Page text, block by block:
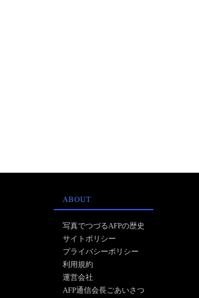
ABOUT
写真でつづるAFPの歴史
サイトポリシー
プライバシーポリシー
利用規約
運営会社
AFP通信会長ごあいさつ